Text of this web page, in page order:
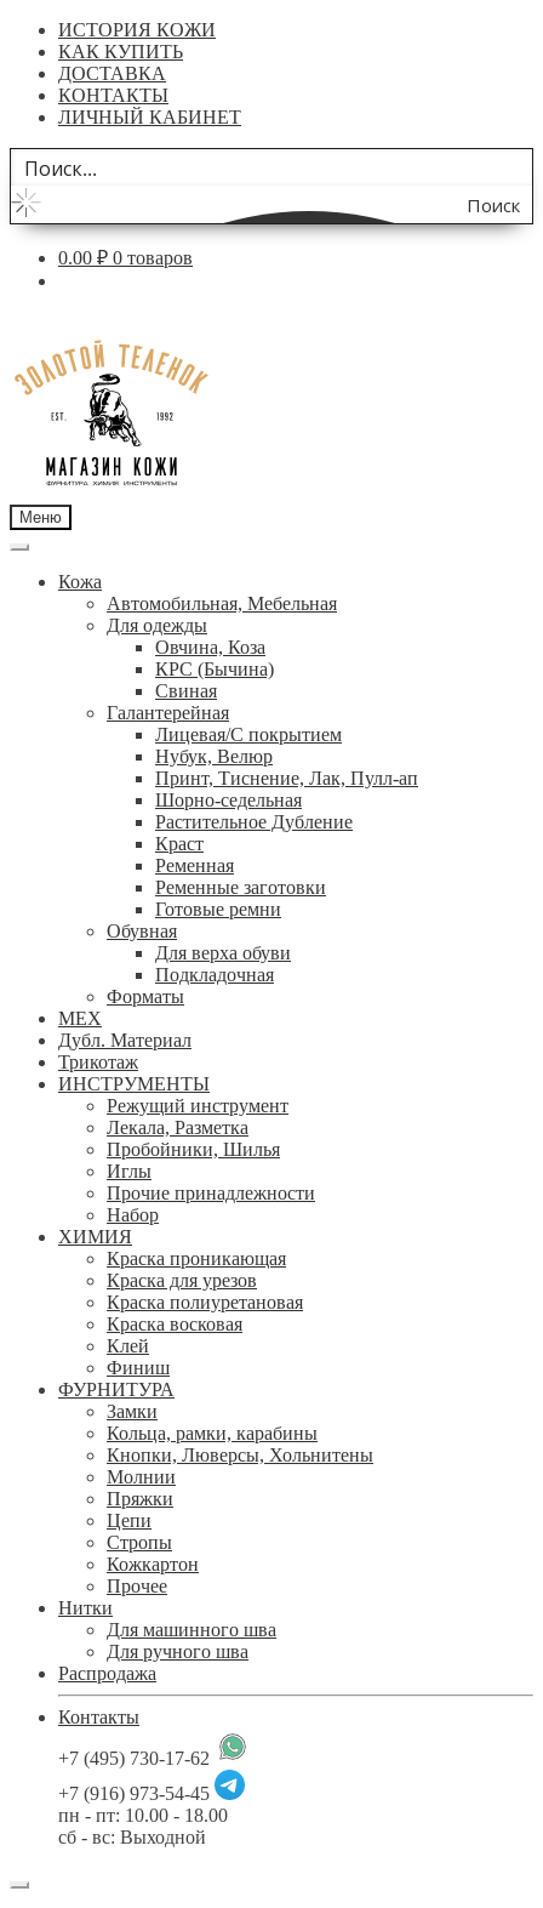
ИСТОРИЯ КОЖИ
КАК КУПИТЬ
ДОСТАВКА
КОНТАКТЫ
ЛИЧНЫЙ КАБИНЕТ
Поиск
по
0.00 ₽ 0 товаров
навигации
содержимому
Меню
Кожа
Автомобильная, Мебельная
Для одежды
Овчина, Коза
КРС (Бычина)
Свиная
Галантерейная
Лицевая/С покрытием
Нубук, Велюр
Принт, Тиснение, Лак, Пулл-ап
Шорно-седельная
Растительное Дубление
Краст
Ременная
Ременные заготовки
Готовые ремни
Обувная
Для верха обуви
Подкладочная
Форматы
МЕХ
Дубл. Материал
Трикотаж
ИНСТРУМЕНТЫ
Режущий инструмент
Лекала, Разметка
Пробойники, Шилья
Иглы
Прочие принадлежности
Набор
ХИМИЯ
Краска проникающая
Краска для урезов
Краска полиуретановая
Краска восковая
Клей
Финиш
ФУРНИТУРА
Замки
Кольца, рамки, карабины
Кнопки, Люверсы, Хольнитены
Молнии
Пряжки
Цепи
Стропы
Кожкартон
Прочее
Нитки
Для машинного шва
Для ручного шва
Распродажа
Контакты
+7 (495) 730-17-62
+7 (916) 973-54-45
пн - пт: 10.00 - 18.00
сб - вс: Выходной